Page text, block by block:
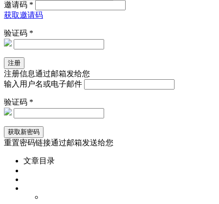
邀请码 *
获取邀请码
验证码 *
注册信息通过邮箱发给您
输入用户名或电子邮件
验证码 *
重置密码链接通过邮箱发送给您
文章目录